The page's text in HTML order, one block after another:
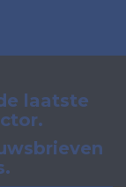
laatste